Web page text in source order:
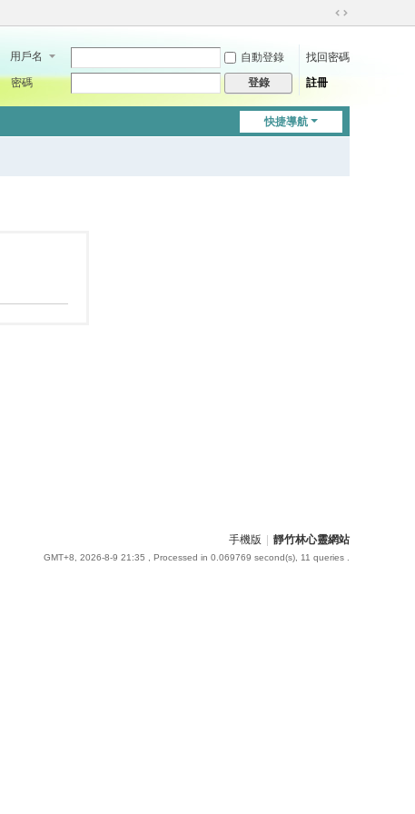
切
到
用戶名 自動登錄
找回密碼
密碼
登錄 註冊
快捷導航
手機版 靜竹林心靈網站
GMT+8, 2026-8-9 21:35 , Processed in 0.069769 second(s), 11 queries .